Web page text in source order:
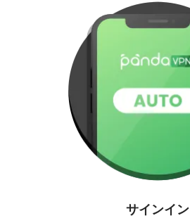
サインイン